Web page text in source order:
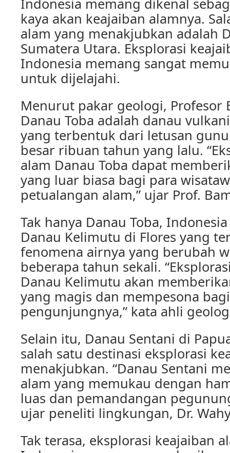
Indonesia memang dikenal
kaya akan keajaiban alamnya.
alam yang menakjubkan adalah
Sumatera Utara. Eksplorasi
Indonesia memang sangat
untuk dijelajahi.
Menurut pakar geologi, Profesor
Danau Toba adalah danau
yang terbentuk dari letusan
besar ribuan tahun yang lalu.
alam Danau Toba dapat
yang luar biasa bagi para
petualangan alam,” ujar Prof.
Tak hanya Danau Toba,
Danau Kelimutu di Flores yang
fenomena airnya yang berubah
beberapa tahun sekali.
Danau Kelimutu akan
yang magis dan mempesona
pengunjungnya,” kata ahli
Selain itu, Danau Sentani di
salah satu destinasi eksplorasi
menakjubkan. “Danau Sentani
alam yang memukau dengan
luas dan pemandangan
ujar peneliti lingkungan, Dr.
Tak terasa, eksplorasi keajaiban